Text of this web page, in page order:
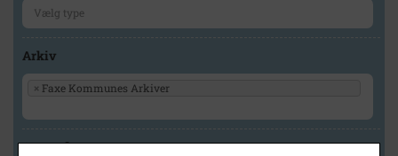
Arkiv
× Faxe Kommunes Arkiver
Geografi